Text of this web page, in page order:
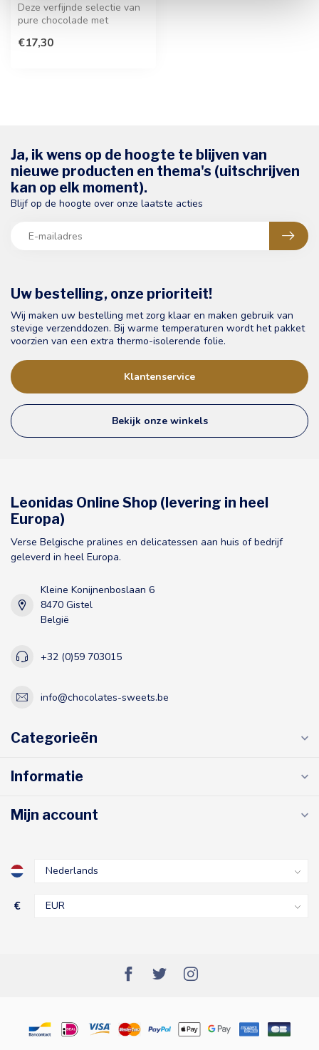
Deze verfijnde selectie van
pure chocolade met
drank...
€17,30
Uw bestelling, onze prioriteit!
Wij maken uw bestelling met zorg klaar en maken gebruik van
stevige verzenddozen. Bij warme temperaturen wordt het pakket
voorzien van een extra thermo-isolerende folie.
Klantenservice
Bekijk onze winkels
Ja, ik wens op de hoogte te blijven van
nieuwe producten en thema's (uitschrijven
kan op elk moment).
Blijf op de hoogte over onze laatste acties
Leonidas Online Shop (levering in heel
Europa)
Verse Belgische pralines en delicatessen aan huis of bedrijf
geleverd in heel Europa.
Kleine Konijnenboslaan 6
8470 Gistel
België
+32 (0)59 703015
info@chocolates-sweets.be
Categorieën
Informatie
Mijn account
€